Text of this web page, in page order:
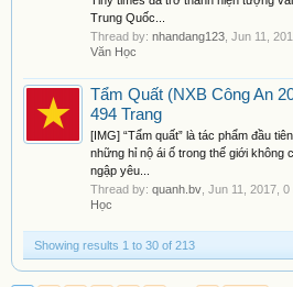
Trung Quốc...
Thread by: nhandang123 Jun 11,
Văn Học
Tẩm Quất (NXB Công An
494 Trang
[IMG] “Tẩm quất” là tác phẩm đầu
những hỉ nộ ái ố trong thế giới không
ngập yêu...
Thread by: quanh.bv Jun 11, 2017 ,
Học
Showing results 1 to 30 of 213